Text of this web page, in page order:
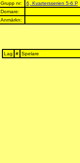
Grupp nr: 6, Kvartersserien 5-6 P
Domare:
Anmärkn:
Lag # Spelare